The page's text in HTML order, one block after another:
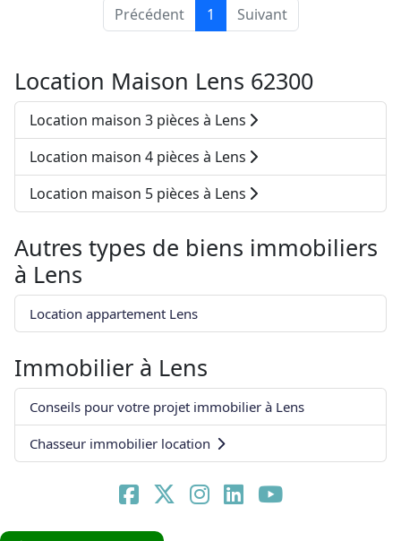
Précédent 1 Suivant
Location Maison Lens 62300
Location maison 3 pièces à Lens
Location maison 4 pièces à Lens
Location maison 5 pièces à Lens
Autres types de biens immobiliers
à Lens
Location appartement Lens
Immobilier à Lens
Conseils pour votre projet immobilier à Lens
Chasseur immobilier location